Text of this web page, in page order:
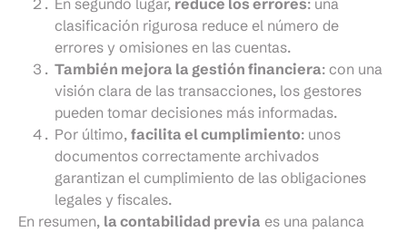
En segundo lugar, reduce los errores: una
clasificación rigurosa reduce el número de
errores y omisiones en las cuentas.
También mejora la gestión financiera: con una
visión clara de las transacciones, los gestores
pueden tomar decisiones más informadas.
Por último, facilita el cumplimiento: unos
documentos correctamente archivados
garantizan el cumplimiento de las obligaciones
legales y fiscales.
En resumen, la contabilidad previa es una palanca